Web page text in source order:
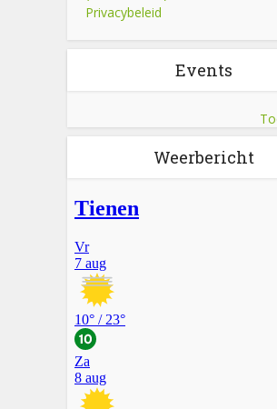
Privacybeleid
Events
Weerbericht